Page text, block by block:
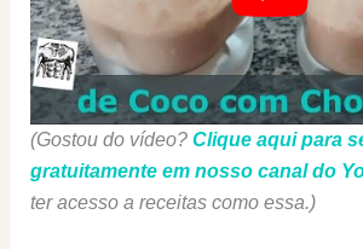
(Gostou do vídeo? Clique aqui para
gratuitamente em nosso canal do
ter acesso a receitas como essa.)